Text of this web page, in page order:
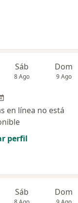
Sáb
8 Ago
Dom
9 Ago
en línea no está
perfil
Sáb Dom